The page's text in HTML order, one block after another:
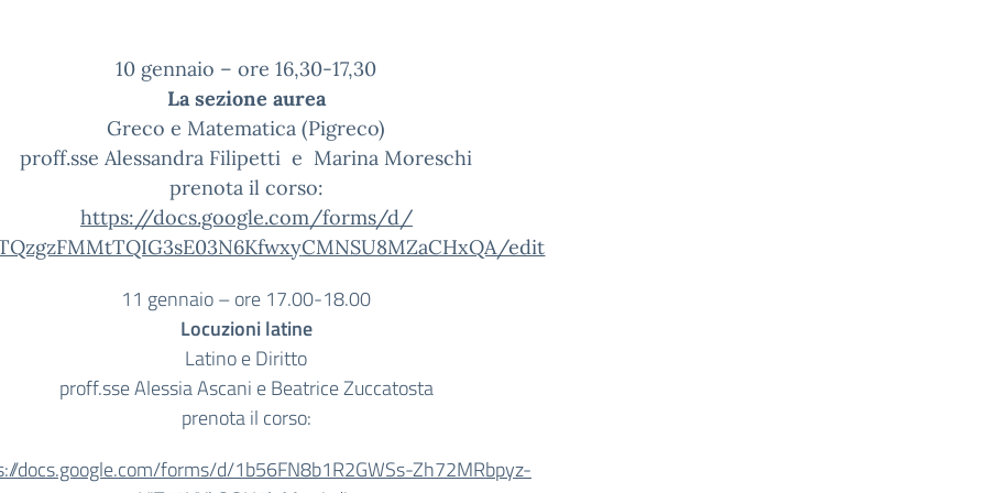
10 gennaio – ore 16,30-17,30
La sezione aurea
Greco e Matematica (Pigreco)
proff.sse Alessandra Filipetti e Marina Moreschi
prenota il corso:
https://docs.google.com/forms/d/
CMNSU8MZaCHxQA/edit
11 gennaio – ore 17.00-18.00
Locuzioni latine
Latino e Diritto
proff.sse Alessia Ascani e Beatrice Zuccatosta
prenota il corso:
docs.google.com/forms/d/1b56FN8b1R2GWSs-Zh72MRbpyz-